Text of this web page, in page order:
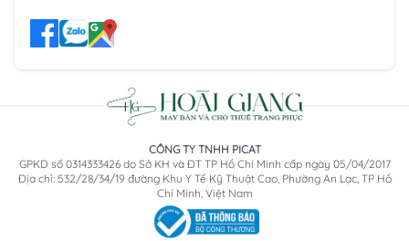
CÔNG TY TNHH PICAT
GPKD số 0314333426 do Sở KH và ĐT TP Hồ Chí Minh cấp ngày 05/04/2017
Địa chỉ: 532/28/34/19 đường Khu Y Tế Kỹ Thuật Cao, Phường An Lạc, TP Hồ
Chí Minh, Việt Nam